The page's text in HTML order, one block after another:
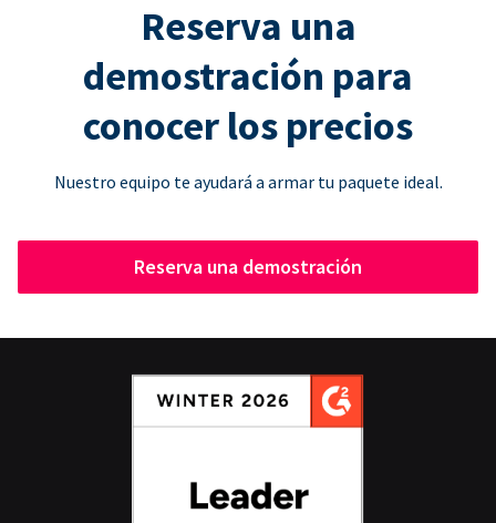
Reserva una
demostración para
conocer los precios
Nuestro equipo te ayudará a armar tu paquete ideal.
Reserva una demostración